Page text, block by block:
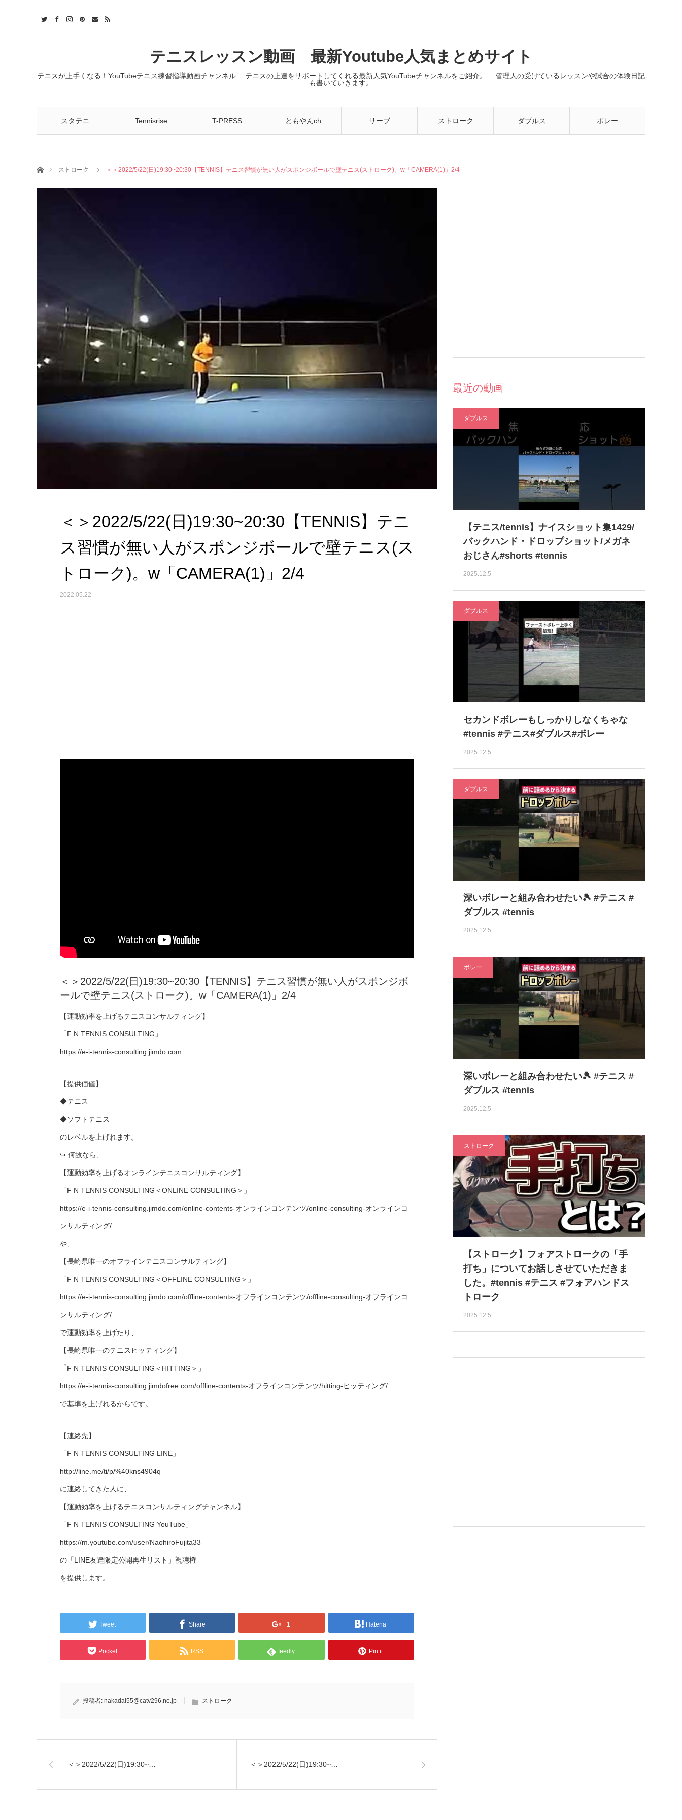
テニスレッスン動画 最新Youtube人気まとめサイト
テニスが上手くなる！YouTubeテニス練習指導動画チャンネル テニスの上達をサポートしてくれる最新人気YouTubeチャンネルをご紹介。 管理人の受けているレッスンや試合の体験日記
も書いていきます。
スタテニ Tennisrise T-PRESS ともやんch サーブ ストローク ダブルス ボレー
ホームストローク ＜＞2022/5/22(日)19:30~20:30【TENNIS】テニス習慣が無い人がスポンジボールで壁テニス(ストローク)。w「CAMERA(1)」2/4
＜＞2022/5/22(日)19:30~20:30【TENNIS】テニ
ス習慣が無い人がスポンジボールで壁テニス(ス
トローク)。w「CAMERA(1)」2/4
2022.05.22
＜＞2022/5/22(日)19:30~20:30【TENNIS】テニス習慣が無い人がスポンジボ
ールで壁テニス(ストローク)。w「CAMERA(1)」2/4
【運動効率を上げるテニスコンサルティング】
「F N TENNIS CONSULTING」
https://e-i-tennis-consulting.jimdo.com
【提供価値】
◆テニス
◆ソフトテニス
のレベルを上げれます。
↪︎ 何故なら、
【運動効率を上げるオンラインテニスコンサルティング】
「F N TENNIS CONSULTING＜ONLINE CONSULTING＞」
https://e-i-tennis-consulting.jimdo.com/online-contents-オンラインコンテンツ/online-consulting-オンラインコ
ンサルティング/
や、
【長崎県唯一のオフラインテニスコンサルティング】
「F N TENNIS CONSULTING＜OFFLINE CONSULTING＞」
https://e-i-tennis-consulting.jimdo.com/offline-contents-オフラインコンテンツ/offline-consulting-オフラインコ
ンサルティング/
で運動効率を上げたり、
【長崎県唯一のテニスヒッティング】
「F N TENNIS CONSULTING＜HITTING＞」
https://e-i-tennis-consulting.jimdofree.com/offline-contents-オフラインコンテンツ/hitting-ヒッティング/
で基準を上げれるからです。
【連絡先】
「F N TENNIS CONSULTING LINE」
http://line.me/ti/p/%40kns4904q
に連絡してきた人に、
【運動効率を上げるテニスコンサルティングチャンネル】
「F N TENNIS CONSULTING YouTube」
https://m.youtube.com/user/NaohiroFujita33
の「LINE友達限定公開再生リスト」視聴権
を提供します。
Tweet Share +1 Hatena
Pocket RSS feedly Pin it
投稿者: nakadai55@catv296.ne.jp ストローク
＜＞2022/5/22(日)19:30~… ＜＞2022/5/22(日)19:30~…
最近の動画
ダブルス
【テニス/tennis】ナイスショット集1429/
バックハンド・ドロップショット/メガネ
おじさん#shorts #tennis
2025.12.5
ダブルス
セカンドボレーもしっかりしなくちゃな
#tennis #テニス#ダブルス#ボレー
2025.12.5
ダブルス
深いボレーと組み合わせたい🎾 #テニス #
ダブルス #tennis
2025.12.5
ボレー
深いボレーと組み合わせたい🎾 #テニス #
ダブルス #tennis
2025.12.5
ストローク
【ストローク】フォアストロークの「手
打ち」についてお話しさせていただきま
した。#tennis #テニス #フォアハンドス
トローク
2025.12.5